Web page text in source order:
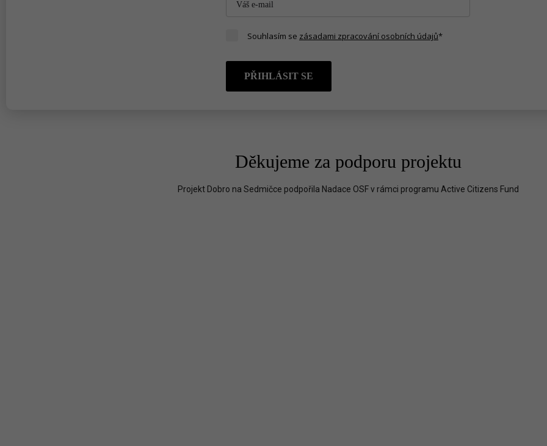
Souhlasím se zásadami zpracování osobních údajů*
PŘIHLÁSIT SE
Děkujeme za podporu projektu
Projekt Dobro na Sedmičce podpořila Nadace OSF v rámci programu Active Citizens Fund